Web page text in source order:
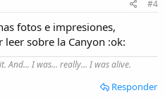
#4
fotos e impresiones,
leer sobre la Canyon :ok:
And... I was... really... I was alive.
Responder